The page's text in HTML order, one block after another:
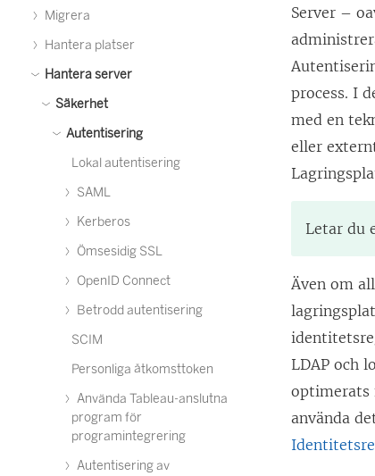
Migrera
Hantera platser
Hantera server
Säkerhet
Autentisering
Lokal autentisering
SAML
Kerberos
Ömsesidig SSL
OpenID Connect
Betrodd autentisering
SCIM
Personliga åtkomsttoken
Använda Tableau-anslutna
program för
programintegrering
Autentisering av
Server –
process. I
med en
eller
Letar du
Även om
LDAP och
optimerats
använda